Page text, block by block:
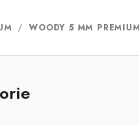
/ WOODY 5 MM